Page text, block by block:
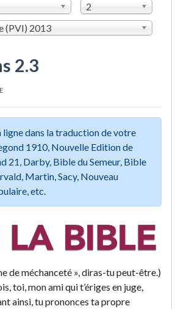
2
(PVI) 2013
2.3
ligne dans la traduction de votre
1910, Nouvelle Edition de
21, Darby, Bible du Semeur, Bible
Martin, Sacy, Nouveau
etc.
de méchanceté », diras-tu peut-être.)
toi, mon ami qui t’ériges en juge,
ainsi, tu prononces ta propre